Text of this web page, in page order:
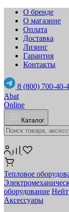
О бренде
О магазине
Оплата
Доставка
Лизинг
Гарантия
Контакты
8 (800) 700-40-
Abat
Online
Каталог
Тепловое
оборудование
Аксессуары